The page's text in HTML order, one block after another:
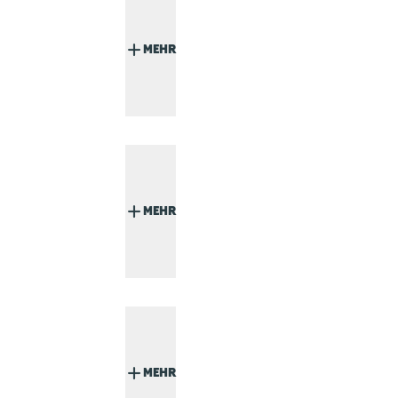
MEHR
MEHR
MEHR